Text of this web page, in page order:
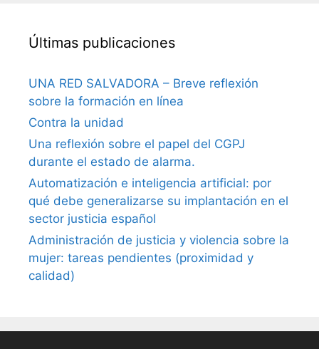
Últimas publicaciones
UNA RED SALVADORA – Breve reflexión
sobre la formación en línea
Contra la unidad
Una reflexión sobre el papel del CGPJ
durante el estado de alarma.
Automatización e inteligencia artificial: por
qué debe generalizarse su implantación en el
sector justicia español
Administración de justicia y violencia sobre la
mujer: tareas pendientes (proximidad y
calidad)